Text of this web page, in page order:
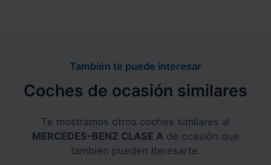
También te puede interesar
Coches de ocasión similares
Te mostramos otros coches similares al
MERCEDES-BENZ CLASE A de ocasión que
también pueden iteresarte.